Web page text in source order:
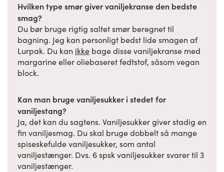
Hvilken type smør giver vaniljekranse den bedste
smag?
Du bør bruge rigtig saltet smør beregnet til
bagning. Jeg kan personligt bedst lide smagen af
Lurpak. Du kan ikke bage disse vaniljekranse med
margarine eller oliebaseret fedtstof, såsom vegan
block.
Kan man bruge vaniljesukker i stedet for
vaniljestang?
Ja, det kan du sagtens. Vaniljesukker giver stadig en
fin vaniljesmag. Du skal bruge dobbelt så mange
spiseskefulde vaniljesukker, som antal
vaniljestænger. Dvs. 6 spsk vaniljesukker svarer til 3
vaniljestænger.